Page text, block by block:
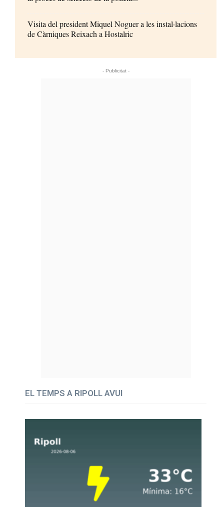
Visita del president Miquel Noguer a les instal·lacions
de Càrniques Reixach a Hostalric
- Publicitat -
EL TEMPS A RIPOLL AVUI